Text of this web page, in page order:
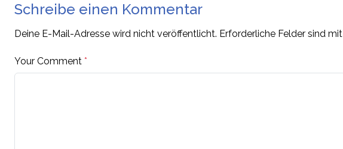
Schreibe einen Kommentar
Deine E-Mail-Adresse wird nicht veröffentlicht. Erforderliche Felder sind mit
Your Comment *